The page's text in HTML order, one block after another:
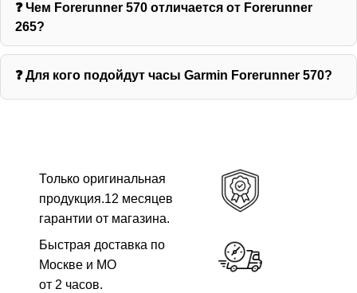
❓ Чем Forerunner 570 отличается от Forerunner
265?
❓ Для кого подойдут часы Garmin Forerunner 570?
Быстрая доставка по
Москве и МО
от 2 часов.
Только оригинальная
продукция.12 месяцев
гарантии от магазина.